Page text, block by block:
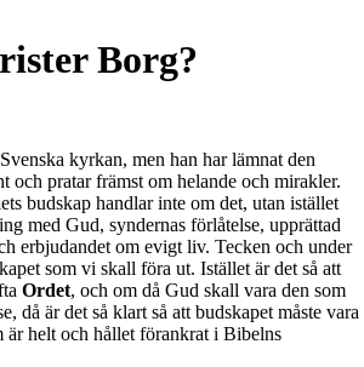
Borg?
kyrkan, men han har lämnat den
och pratar främst om helande och mirakler.
budskap handlar inte om det, utan istället
med Gud, syndernas förlåtelse, upprättad
erbjudandet om evigt liv. Tecken och under
som vi skall föra ut. Istället är det så att
Ordet, och om då Gud skall vara den som
då är det så klart så att budskapet måste vara
är helt och hållet förankrat i Bibelns